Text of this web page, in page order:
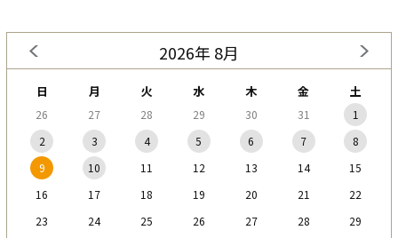
2026年 8月
日 月 火 水 木 金 土
26 27 28 29 30 31
1
2
3 4 5 6 7
8
9
10 11 12 13 14
15
16
17 18 19 20 21
22
23
24 25 26 27 28
29